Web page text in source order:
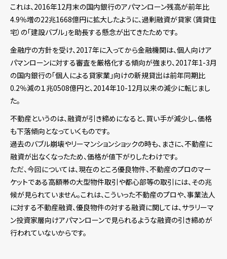
これは、2016年12月末の国内銀行のアパマンローン残高が前年比
4.9％増の22兆1668億円に拡大したように、過剰融資が貸家（賃貸住
宅）の「建設バブル」を助長する懸念が出てきたためです。
金融庁の方針を受け、2017年に入ってから金融機関は、個人向けア
パマンローンに対する審査を厳格化する傾向が強まり、2017年1-3月
の国内銀行の「個人による貸家業」向けの新規貸出は前年同期比
0.2％減の１兆0508億円と、2014年10-12月以来の減少に転じまし
た。
不動産というのは、融資が引き締めになると、買い手が減少し、価格
も下落傾向となっていくものです。
過去のバブル崩壊やリーマンションショックの時も、まさに、不動産に
融資が出なくなったため、価格が値下がりしたわけです。
ただ、今回については、現在のところ優良物件、不動産のプロのマー
ケットである高額帯の大型物件取引や都心部等の取引には、その兆
候が見られていません。これは、こういった不動産のプロや、事業法人
に対する不動産融資、優良物件の対する融資に関しては、サラリーマ
ン投資家層向けアパマンローンで見られるような融資の引き締めが
行われていないからです。